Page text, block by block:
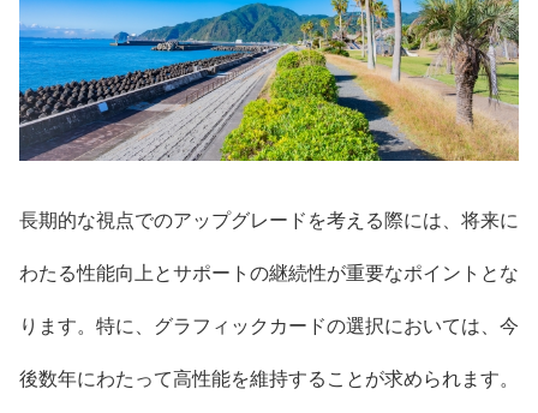
長期的な視点でのアップグレードを考える際には、将来に
わたる性能向上とサポートの継続性が重要なポイントとな
ります。特に、グラフィックカードの選択においては、今
後数年にわたって高性能を維持することが求められます。